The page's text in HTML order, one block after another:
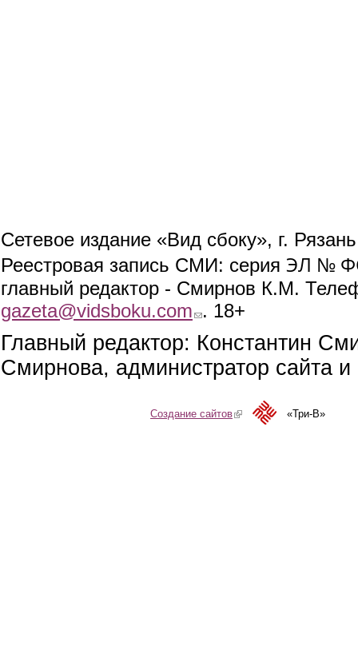
Сетевое издание «Вид сбоку», г.
Реестровая запись СМИ: серия ЭЛ №
главный редактор - Смирнов К.М.
gazeta@vidsboku.com (link sends e-mail)
. 18+
Главный редактор: Константин
Смирнова, администратор сайта
Создание сайтов(link is external)«Три-В»